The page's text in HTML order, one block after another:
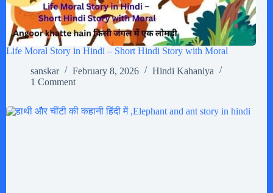
Life Moral Story in Hindi – Short Hindi Story with Moral
sanskar
February 8, 2026
Hindi Kahaniya
1 Comment